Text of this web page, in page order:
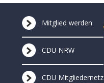
Mitglied werden
CDU NRW
CDU Mitgliedernetz